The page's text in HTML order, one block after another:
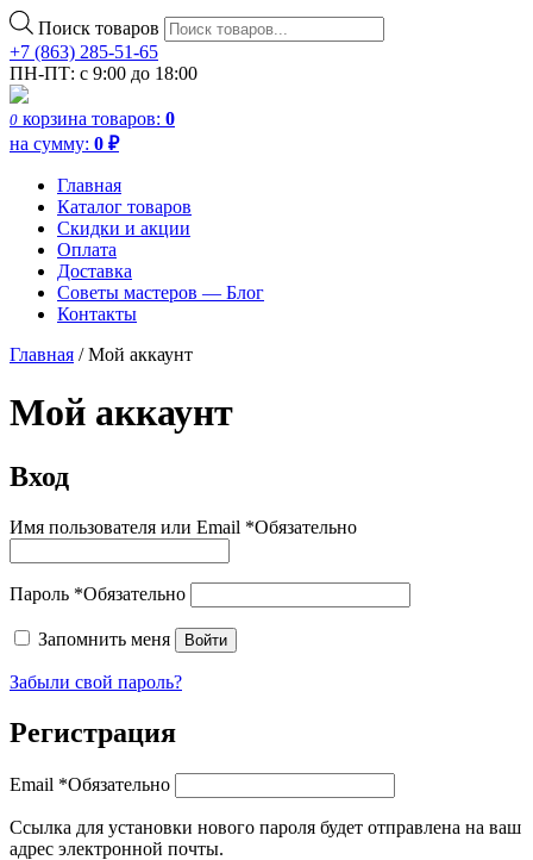
Поиск товаров
+7 (863) 285-51-65
ПН-ПТ: с 9:00 до 18:00
0 корзина товаров: 0
на сумму: 0 ₽
Главная
Каталог товаров
Скидки и акции
Оплата
Доставка
Советы мастеров — Блог
Контакты
Главная /Мой аккаунт
Мой аккаунт
Вход
Имя пользователя или Email *Обязательно
Пароль *Обязательно
Запомнить меня Войти
Забыли свой пароль?
Регистрация
Email *Обязательно
Ссылка для установки нового пароля будет отправлена ​​на ваш
адрес электронной почты.